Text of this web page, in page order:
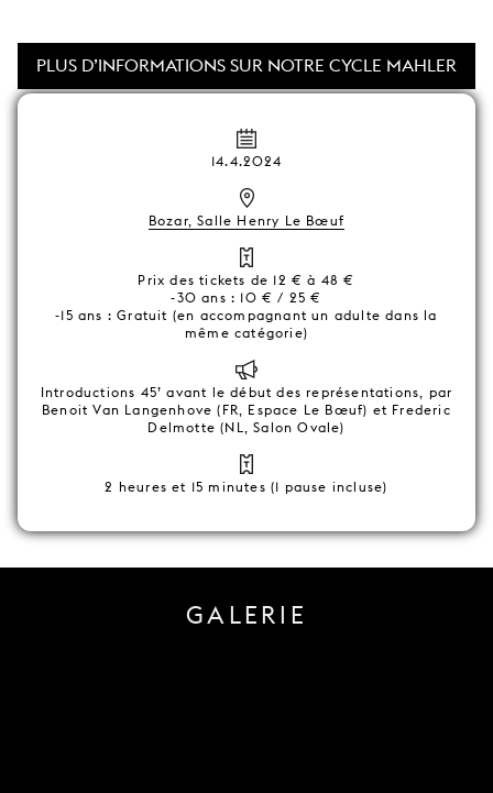
PLUS D’INFORMATIONS SUR NOTRE CYCLE MAHLER
14.4.2024
Bozar, Salle Henry Le Bœuf
Prix des tickets de 12 € à 48 €
-30 ans : 10 € / 25 €
-15 ans : Gratuit (en accompagnant un adulte dans la
même catégorie)
Introductions 45’ avant le début des représentations, par
Benoit Van Langenhove (FR, Espace Le Bœuf) et Frederic
Delmotte (NL, Salon Ovale)
2 heures et 15 minutes (1 pause incluse)
GALERIE